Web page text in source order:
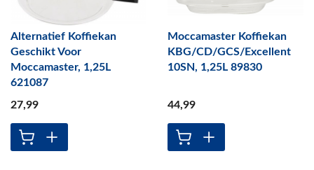
Alternatief Koffiekan
Geschikt Voor
Moccamaster, 1,25L
621087
27,99
Moccamaster Koffiekan
KBG/CD/GCS/Excellent
10SN, 1,25L 89830
44,99